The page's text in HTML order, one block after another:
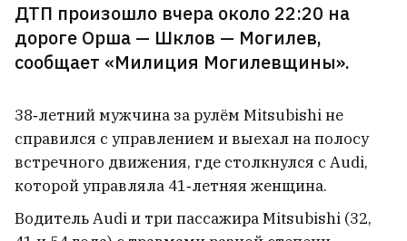
ДТП произошло вчера около 22:20 на
дороге Орша — Шклов — Могилев,
сообщает «Милиция Могилевщины».
38‑летний мужчина за рулём Mitsubishi не
справился с управлением и выехал на полосу
встречного движения, где столкнулся с Audi,
которой управляла 41‑летняя женщина.
Водитель Audi и три пассажира Mitsubishi (32,
Украинский подросток, который
считался пропавшим без вести,
В горах Кыргызстана нашли
палатку пропавших альпинистов,
среди которых двое белорусов.
Палатка оказалась пустой